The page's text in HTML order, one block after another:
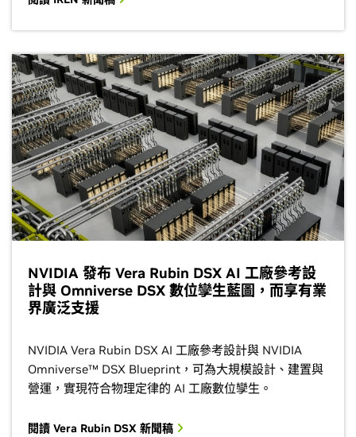
NVIDIA 發布 Vera Rubin DSX AI 工廠參考設
計與 Omniverse DSX 數位孿生藍圖，而享有業
界廣泛支援
NVIDIA Vera Rubin DSX AI 工廠參考設計與 NVIDIA
Omniverse™ DSX Blueprint，可為大規模設計、建置與
營運，實現符合物理定律的 AI 工廠數位孿生。
閱讀 Vera Rubin DSX 新聞稿